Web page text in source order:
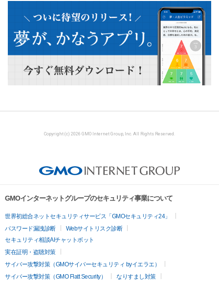
Copyright (c) 2026 GMO Internet Group, Inc. All Rights Reserved.
GMOインターネットグループのセキュリティ事業について
世界初総合ネットセキュリティサービス「GMOセキュリティ24」
パスワード漏洩診断
Webサイトリスク診断
セキュリティ相談AIチャットボット
実在証明・盗聴対策
サイバー攻撃対策（GMOサイバーセキュリティ byイエラエ）
サイバー攻撃対策（GMO Flatt Security）
なりすまし対策